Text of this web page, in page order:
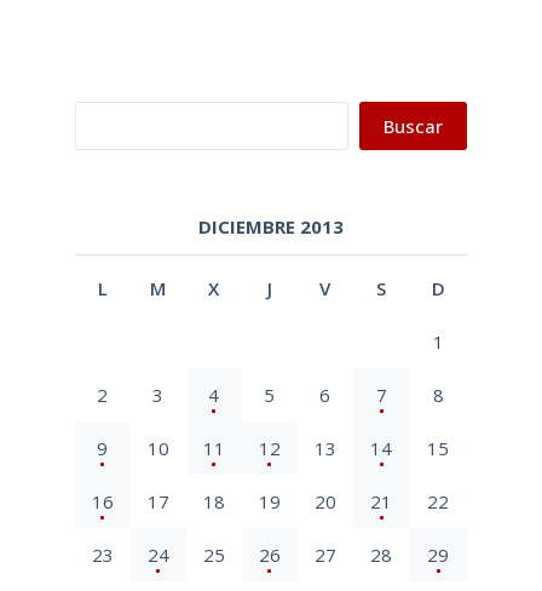
Buscar
DICIEMBRE 2013
L M X J V S D
1
2 3 4 5 6 7 8
9 10 11 12 13 14 15
16 17 18 19 20 21 22
23 24 25 26 27 28 29